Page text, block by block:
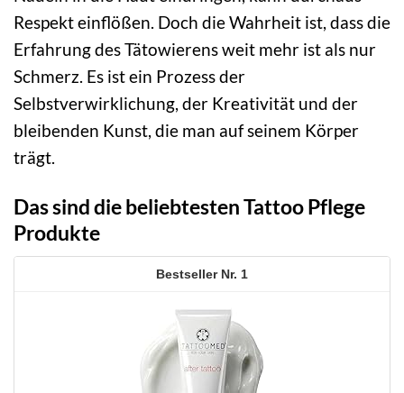
Respekt einflößen. Doch die Wahrheit ist, dass die
Erfahrung des Tätowierens weit mehr ist als nur
Schmerz. Es ist ein Prozess der
Selbstverwirklichung, der Kreativität und der
bleibenden Kunst, die man auf seinem Körper
trägt.
Das sind die beliebtesten Tattoo Pflege
Produkte
1